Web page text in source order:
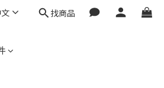
找商品